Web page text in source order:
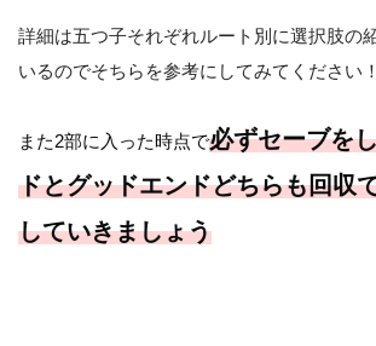
詳細は五つ子それぞれルート別に選択肢の
いるのでそちらを参考にしてみてください！
また2部に入った時点で必ずセーブを
ドとグッドエンドどちらも回収
していきましょう